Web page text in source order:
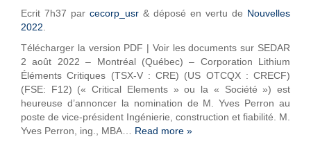
Ecrit 7h37 par cecorp_usr & déposé en vertu de Nouvelles
2022
Télécharger la version PDF | Voir les documents sur SEDAR
2 août 2022 – Montréal (Québec) – Corporation Lithium
Éléments Critiques (TSX-V : CRE) (US OTCQX : CRECF)
(FSE: F12) (« Critical Elements » ou la « Société ») est
heureuse d’annoncer la nomination de M. Yves Perron au
poste de vice-président Ingénierie, construction et fiabilité. M.
Yves Perron, ing., MBA… Read more »